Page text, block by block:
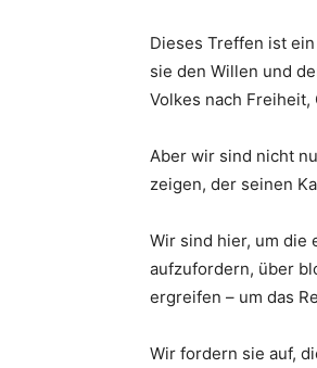
Dieses Treffen ist
sie den Willen und
Volkes nach
Aber wir sind nicht
zeigen, der seinen
Wir sind hier, um die
aufzufordern, über
ergreifen – um das
Wir fordern sie auf,